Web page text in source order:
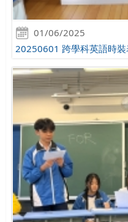
01/06/2025
20250601 跨學科英語時